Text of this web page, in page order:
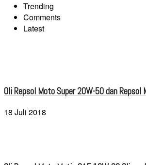
Trending
Comments
Latest
Oli Repsol Moto Super 20W-50 dan
18 Juli 2018